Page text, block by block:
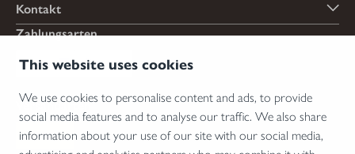
This website uses cookies
We use cookies to personalise content and ads, to provide
social media features and to analyse our traffic. We also share
information about your use of our site with our social media,
Kontakt
Zahlungsarten
Versandarten